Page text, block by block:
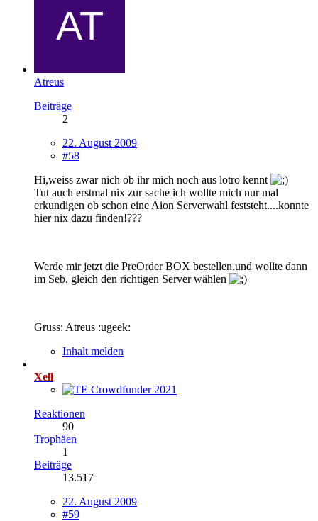
Atreus
Beiträge
2
22. August 2009
#58
Hi,weiss zwar nich ob ihr mich noch aus lotro kennt
Tut auch erstmal nix zur sache ich wollte mich nur mal
erkundigen ob schon eine Aion Serverwahl feststeht....konnte
hier nix dazu finden!???
Werde mir jetzt die PreOrder BOX bestellen,und wollte dann
im Seb. gleich den richtigen Server wählen
Gruss: Atreus :ugeek:
Inhalt melden
Xell
Reaktionen
90
Trophäen
1
Beiträge
13.517
22. August 2009
#59